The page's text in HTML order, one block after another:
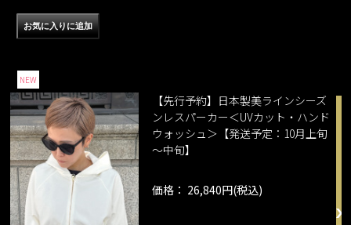
NEW
【先行予約】日本製美ラインシーズ
ンレスパーカー＜UVカット・ハンド
ウォッシュ＞【発送予定：10月上旬
～中旬】
価格： 26,840円(税込)